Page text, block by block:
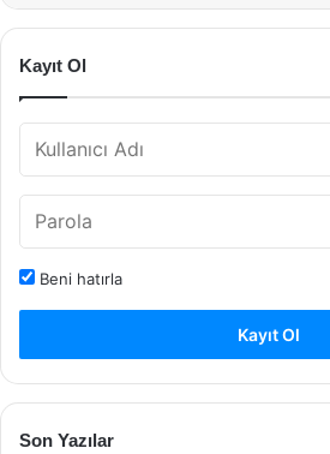
Kayıt Ol
Beni hatırla
Kayıt Ol
Son Yazılar